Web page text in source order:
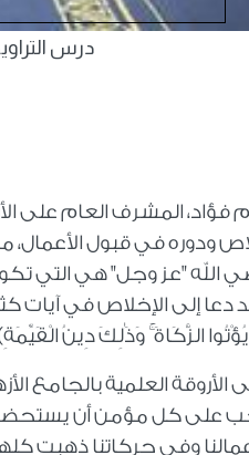
درس
فؤاد، المشرف العام على
ودوره في قبول
الله "عز وجل" هي التي
إلى الإخلاص في آيات
الزَّكَاةَ ۚ وَذَٰلِكَ دِينُ
العلمية بالجامع
على كل مؤمن أن يستحضر
وفي حركاتنا ذهبت